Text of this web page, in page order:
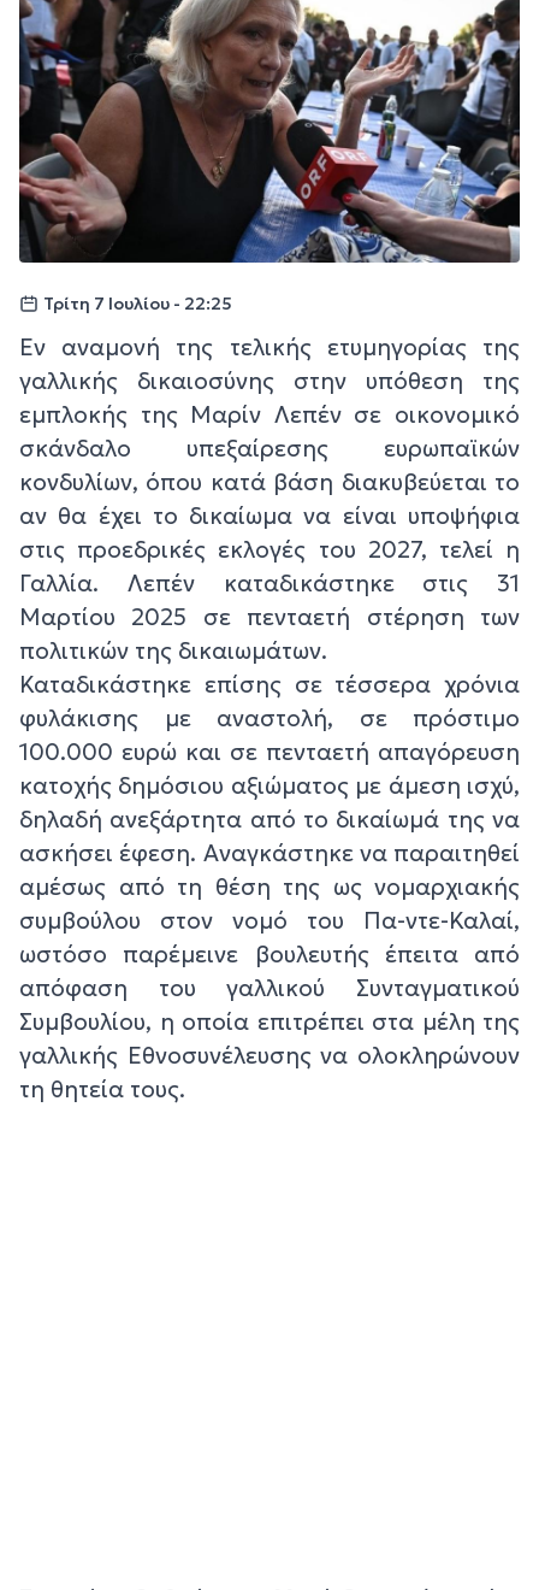
Τρίτη 7 Ιουλίου - 22:25
Εν αναμονή της τελικής ετυμηγορίας της
γαλλικής δικαιοσύνης στην υπόθεση της
εμπλοκής της Μαρίν Λεπέν σε οικονομικό
σκάνδαλο υπεξαίρεσης ευρωπαϊκών
κονδυλίων, όπου κατά βάση διακυβεύεται το
αν θα έχει το δικαίωμα να είναι υποψήφια
στις προεδρικές εκλογές του 2027, τελεί η
Γαλλία. Λεπέν καταδικάστηκε στις 31
Μαρτίου 2025 σε πενταετή στέρηση των
πολιτικών της δικαιωμάτων.
Καταδικάστηκε επίσης σε τέσσερα χρόνια
φυλάκισης με αναστολή, σε πρόστιμο
100.000 ευρώ και σε πενταετή απαγόρευση
κατοχής δημόσιου αξιώματος με άμεση ισχύ,
δηλαδή ανεξάρτητα από το δικαίωμά της να
ασκήσει έφεση. Αναγκάστηκε να παραιτηθεί
αμέσως από τη θέση της ως νομαρχιακής
συμβούλου στον νομό του Πα-ντε-Καλαί,
ωστόσο παρέμεινε βουλευτής έπειτα από
απόφαση του γαλλικού Συνταγματικού
Συμβουλίου, η οποία επιτρέπει στα μέλη της
γαλλικής Εθνοσυνέλευσης να ολοκληρώνουν
τη θητεία τους.